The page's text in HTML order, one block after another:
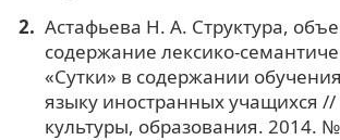
Астафьева Н. А. Структура,
содержание лексико-
«Сутки» в содержании
языку иностранных учащихся
культуры, образования. 2014.